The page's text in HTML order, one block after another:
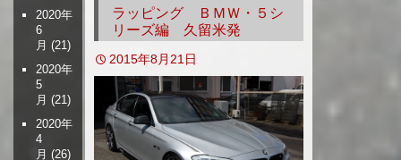
ラッピング ＢＭＷ・５シ
リーズ編 久留米発
2015年8月21日
2020年
6
月 (21)
2020年
5
月 (21)
2020年
4
月 (26)